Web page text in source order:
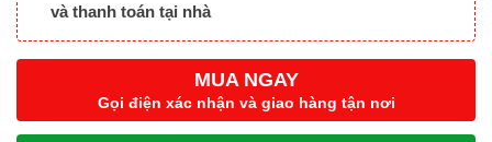
và thanh toán tại nhà
MUA NGAY
Gọi điện xác nhận và giao hàng tận nơi